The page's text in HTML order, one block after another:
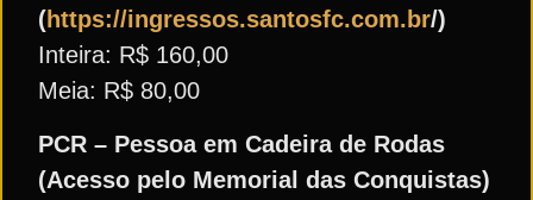
(https://ingressos.santosfc.com.br/)
Inteira: R$ 160,00
Meia: R$ 80,00
PCR – Pessoa em Cadeira de Rodas
(Acesso pelo Memorial das Conquistas)